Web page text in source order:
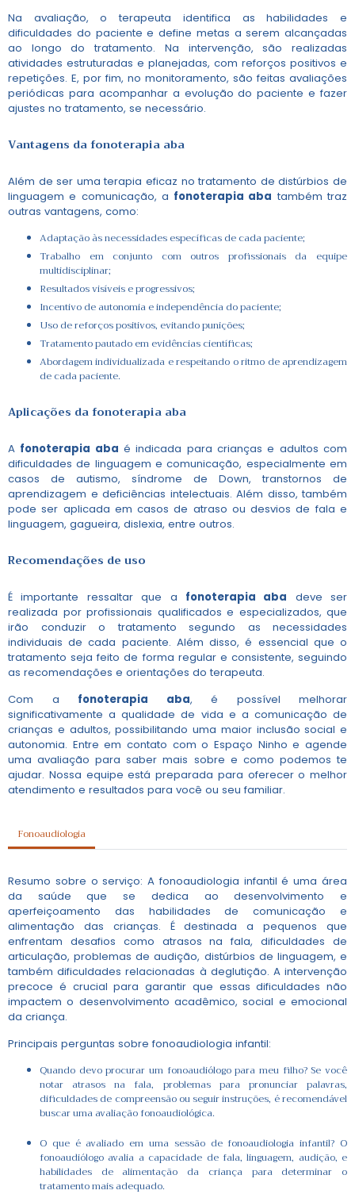
Na avaliação, o terapeuta identifica as habilidades e
dificuldades do paciente e define metas a serem alcançadas
ao longo do tratamento. Na intervenção, são realizadas
atividades estruturadas e planejadas, com reforços positivos e
repetições. E, por fim, no monitoramento, são feitas avaliações
periódicas para acompanhar a evolução do paciente e fazer
ajustes no tratamento, se necessário.
Vantagens dafonoterapia aba
Além de ser uma terapia eficaz no tratamento de distúrbios de
linguagem e comunicação, a fonoterapia aba também traz
outras vantagens, como:
Adaptação às necessidades específicas de cada paciente;
Trabalho em conjunto com outros profissionais da equipe
multidisciplinar;
Resultados visíveis e progressivos;
Incentivo de autonomia e independência do paciente;
Uso de reforços positivos, evitando punições;
Tratamento pautado em evidências científicas;
Abordagem individualizada e respeitando o ritmo de aprendizagem
de cada paciente.
Aplicações dafonoterapia aba
A fonoterapia aba é indicada para crianças e adultos com
dificuldades de linguagem e comunicação, especialmente em
casos de autismo, síndrome de Down, transtornos de
aprendizagem e deficiências intelectuais. Além disso, também
pode ser aplicada em casos de atraso ou desvios de fala e
linguagem, gagueira, dislexia, entre outros.
Recomendações de uso
É importante ressaltar que a fonoterapia aba deve ser
realizada por profissionais qualificados e especializados, que
irão conduzir o tratamento segundo as necessidades
individuais de cada paciente. Além disso, é essencial que o
tratamento seja feito de forma regular e consistente, seguindo
as recomendações e orientações do terapeuta.
Com a fonoterapia aba, é possível melhorar
significativamente a qualidade de vida e a comunicação de
crianças e adultos, possibilitando uma maior inclusão social e
autonomia. Entre em contato com o Espaço Ninho e agende
uma avaliação para saber mais sobre e como podemos te
ajudar. Nossa equipe está preparada para oferecer o melhor
atendimento e resultados para você ou seu familiar.
Fonoaudiologia
Resumo sobre o serviço: A fonoaudiologia infantil é uma área
da saúde que se dedica ao desenvolvimento e
aperfeiçoamento das habilidades de comunicação e
alimentação das crianças. É destinada a pequenos que
enfrentam desafios como atrasos na fala, dificuldades de
articulação, problemas de audição, distúrbios de linguagem, e
também dificuldades relacionadas à deglutição. A intervenção
precoce é crucial para garantir que essas dificuldades não
impactem o desenvolvimento acadêmico, social e emocional
da criança.
Principais perguntas sobre fonoaudiologia infantil:
Quando devo procurar um fonoaudiólogo para meu filho? Se você
notar atrasos na fala, problemas para pronunciar palavras,
dificuldades de compreensão ou seguir instruções, é recomendável
buscar uma avaliação fonoaudiológica.
O que é avaliado em uma sessão de fonoaudiologia infantil? O
fonoaudiólogo avalia a capacidade de fala, linguagem, audição, e
habilidades de alimentação da criança para determinar o
tratamento mais adequado.